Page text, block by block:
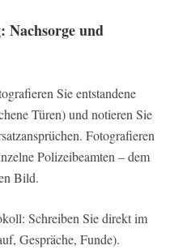
Nachsorge und
Sie entstandene
Türen) und notieren Sie
Fotografieren
Polizeibeamten – dem
Bild.
Schreiben Sie direkt im
Gespräche, Funde).